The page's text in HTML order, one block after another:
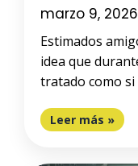
marzo 9, 2026
Estimados
idea que
tratado como si
Leer más »